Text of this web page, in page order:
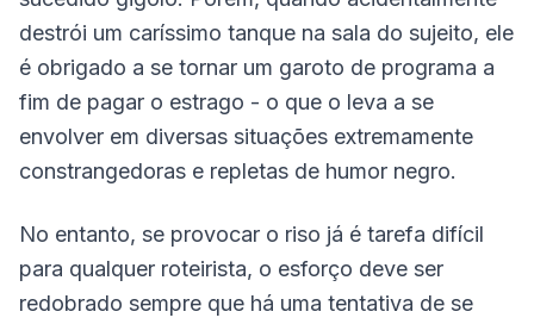
destrói um caríssimo tanque na sala do sujeito, ele
é obrigado a se tornar um garoto de programa a
fim de pagar o estrago - o que o leva a se
envolver em diversas situações extremamente
constrangedoras e repletas de humor negro.
No entanto, se provocar o riso já é tarefa difícil
para qualquer roteirista, o esforço deve ser
redobrado sempre que há uma tentativa de se